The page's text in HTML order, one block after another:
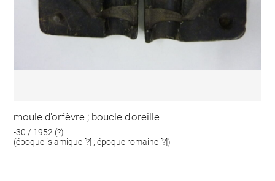
moule d'orfèvre ; boucle d'oreille
-30 / 1952 (?)
(époque islamique [?] ; époque romaine [?])